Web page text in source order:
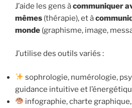
J’aide les gens àcommuniquer
mêmes (thérapie), et à
monde (graphisme, image,
J’utilise des outils variés :
sophrologie, numérologie,
guidance intuitive et
infographie, charte